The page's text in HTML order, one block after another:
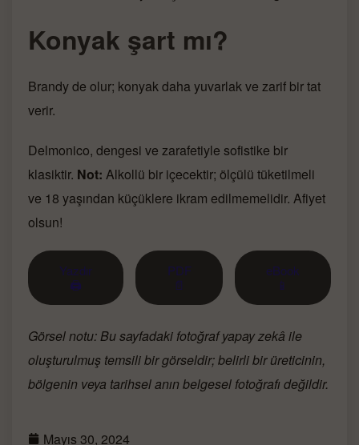
Konyak şart mı?
Brandy de olur; konyak daha yuvarlak ve zarif bir tat
verir.
Delmonico, dengesi ve zarafetiyle sofistike bir
klasiktir. Not: Alkollü bir içecektir; ölçülü tüketilmeli
ve 18 yaşından küçüklere ikram edilmemelidir. Afiyet
olsun!
Yazdır
🖨
PDF
📄
eBook
📱
Görsel notu: Bu sayfadaki fotoğraf yapay zekâ ile
oluşturulmuş temsili bir görseldir; belirli bir üreticinin,
bölgenin veya tarihsel anın belgesel fotoğrafı değildir.
Mayıs 30, 2024